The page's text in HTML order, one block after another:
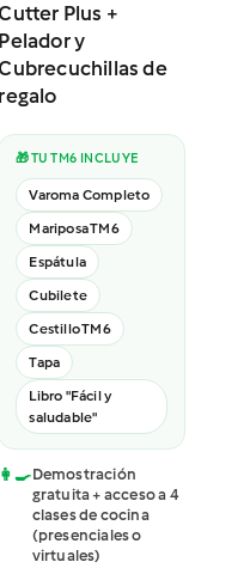
Plus +
Pelador y
de
regalo
🎁 TU TM6 INCLUYE
Varoma Completo
Mariposa TM6
Espátula
Cubilete
Cestillo TM6
Tapa
Libro "Fácil y
saludable"
👩‍🍳Demostración
gratuita + acceso a 4
clases de cocina
(presenciales o
virtuales)